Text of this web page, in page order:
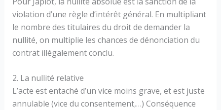
violation d’une règle d’intérêt général. En multipliant
le nombre des titulaires du droit de demander la
nullité, on multiplie les chances de dénonciation du
contrat illégalement conclu.
2. La nullité relative
L’acte est entaché d’un vice moins grave, et est juste
annulable (vice du consentement,…) Conséquence